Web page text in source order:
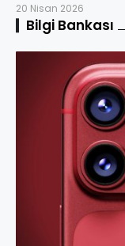
20 Nisan 2026
Bilgi Bankası